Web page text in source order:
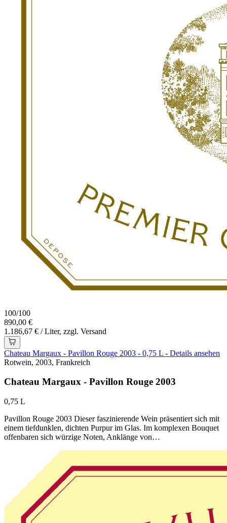
100/100
890,00 €
1.186,67 € / Liter, zzgl. Versand
Chateau Margaux - Pavillon Rouge 2003 - 0,75 L - Details ansehen
Rotwein, 2003, Frankreich
Chateau Margaux - Pavillon Rouge 2003
0,75 L
Pavillon Rouge 2003 Dieser faszinierende Wein präsentiert sich mit
einem tiefdunklen, dichten Purpur im Glas. Im komplexen Bouquet
offenbaren sich würzige Noten, Anklänge von…